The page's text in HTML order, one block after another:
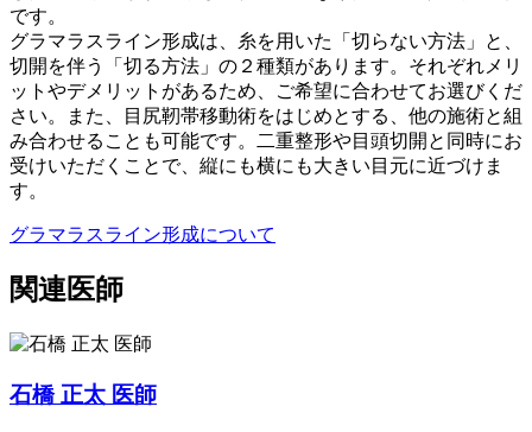
です。
グラマラスライン形成は、糸を用いた「切らない方法」と、
切開を伴う「切る方法」の２種類があります。それぞれメリ
ットやデメリットがあるため、ご希望に合わせてお選びくだ
さい。また、目尻靭帯移動術をはじめとする、他の施術と組
み合わせることも可能です。二重整形や目頭切開と同時にお
受けいただくことで、縦にも横にも大きい目元に近づけま
す。
グラマラスライン形成について
関連医師
石橋 正太 医師